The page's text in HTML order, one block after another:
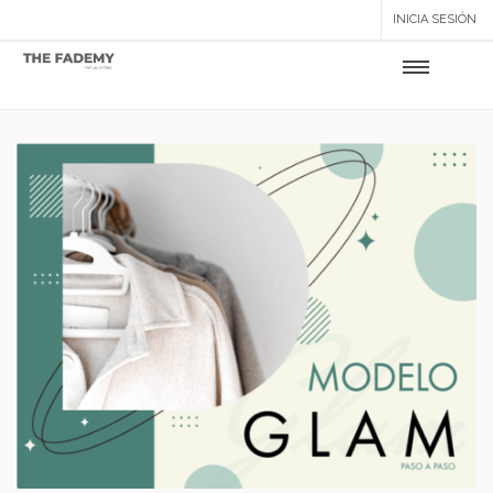
INICIA SESIÓN
Setup Menus in Admin Panel